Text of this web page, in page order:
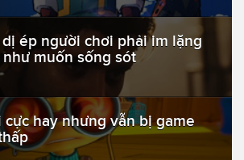
ép người chơi phải im lặng
muốn sống sót
cực hay nhưng vẫn bị game